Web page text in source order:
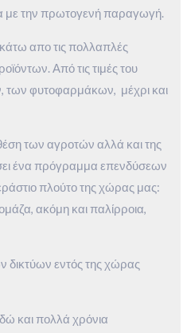
με την πρωτογενή παραγωγή.
απο τις πολλαπλές
Από τις τιμές του
των φυτοφαρμάκων, μέχρι και
των αγροτών αλλά και της
ένα πρόγραμμα επενδύσεων
πλούτο της χώρας μας:
ακόμη και παλίρροια,
δικτύων εντός της χώρας
και πολλά χρόνια